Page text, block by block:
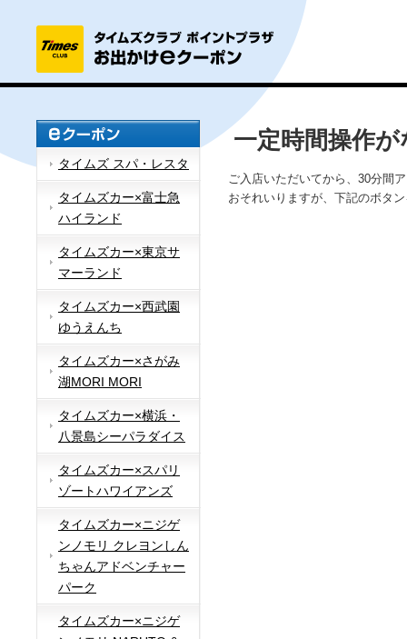
タイムズ スパ・レスタ
タイムズカー×富士急
ハイランド
タイムズカー×東京サ
マーランド
タイムズカー×西武園
ゆうえんち
タイムズカー×さがみ
湖MORI MORI
タイムズカー×横浜・
八景島シーパラダイス
タイムズカー×スパリ
ゾートハワイアンズ
タイムズカー×ニジゲ
ンノモリ クレヨンしん
ちゃんアドベンチャー
パーク
タイムズカー×ニジゲ
一定時間操作
ご入店いただいてから、30分間
おそれいりますが、下記のボタ